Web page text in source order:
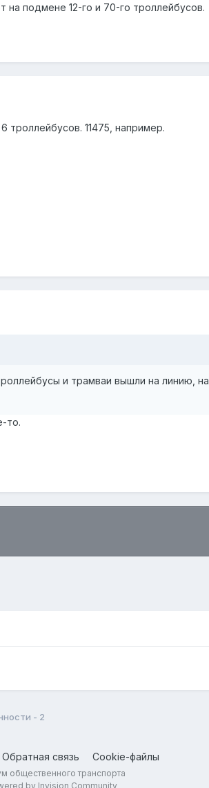
на подмене 12-го и 70-го троллейбусов.
троллейбусов. 11475, например.
и трамваи вышли на линию,
то.
- 2
Обратная связь Cookie-файлы
общественного транспорта
by Invision Community